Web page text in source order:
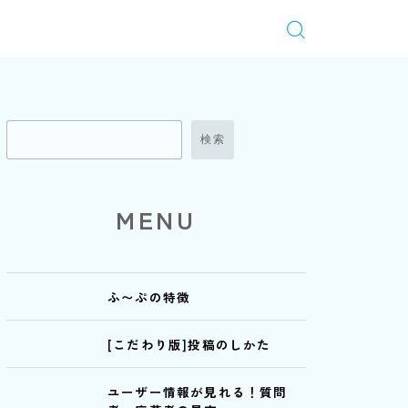
検索
MENU
ふ〜ぷの特徴
[こだわり版]投稿のしかた
ユーザー情報が見れる！質問